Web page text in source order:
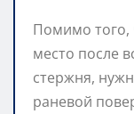
Помимо того,
место после
стержня,
раневой